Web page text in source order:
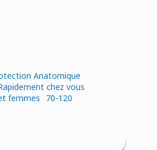
Anatomique
chez vous
femmes
70-120